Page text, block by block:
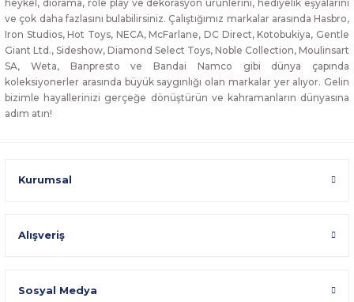
heykel, diorama, role play ve dekorasyon ürünlerini, hediyelik eşyalarını
ve çok daha fazlasını bulabilirsiniz. Çalıştığımız markalar arasında Hasbro,
Iron Studios, Hot Toys, NECA, McFarlane, DC Direct, Kotobukiya, Gentle
Giant Ltd., Sideshow, Diamond Select Toys, Noble Collection, Moulinsart
SA, Weta, Banpresto ve Bandai Namco gibi dünya çapında
koleksiyonerler arasında büyük saygınlığı olan markalar yer alıyor. Gelin
bizimle hayallerinizi gerçeğe dönüştürün ve kahramanların dünyasına
adım atın!
Kurumsal
Alışveriş
Sosyal Medya